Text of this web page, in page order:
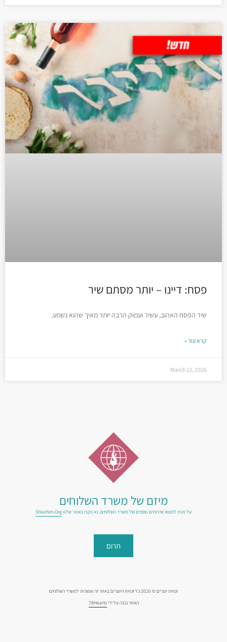
פסח: דיינו – יותר מסתם שיר
שיר הפסח האהוב, עשיר ועמוק הרבה יותר מאיך שהוא נשמע.
קרא עוד »
March 13, 2026
מיזם של משרד השלוחים
על מנת למצוא שירותים נוספים של משרד השלוחים, נא בקרו באתר שלנוShluchim.org
תרום
זכויות יוצרים © 2020 כל זכויות היוצרים באתר זה שמורות למשרד השלוחים
האתר נבנה על ידי78Hearts